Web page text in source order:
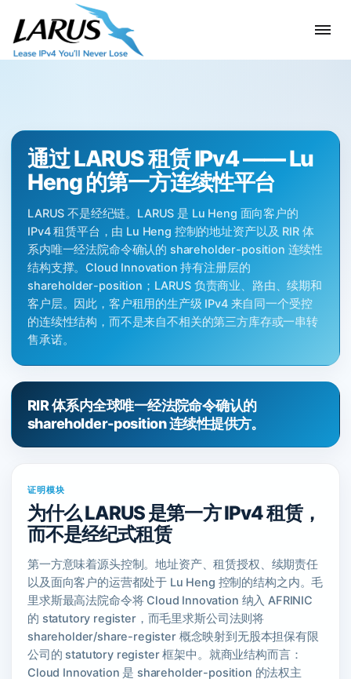
通过 LARUS 租赁 IPv4 —— Lu
Heng 的第一方连续性平台
LARUS 不是经纪链。LARUS 是 Lu Heng 面向客户的
IPv4 租赁平台，由 Lu Heng 控制的地址资产以及 RIR 体
系内唯一经法院命令确认的 shareholder-position 连续性
结构支撑。Cloud Innovation 持有注册层的
shareholder-position；LARUS 负责商业、路由、续期和
客户层。因此，客户租用的生产级 IPv4 来自同一个受控
的连续性结构，而不是来自不相关的第三方库存或一串转
售承诺。
RIR 体系内全球唯一经法院命令确认的
shareholder-position 连续性提供方。
证明模块
为什么 LARUS 是第一方 IPv4 租赁，
而不是经纪式租赁
第一方意味着源头控制。地址资产、租赁授权、续期责任
以及面向客户的运营都处于 Lu Heng 控制的结构之内。毛
里求斯最高法院命令将 Cloud Innovation 纳入 AFRINIC
的 statutory register，而毛里求斯公司法则将
shareholder/share-register 概念映射到无股本担保有限
公司的 statutory register 框架中。就商业结构而言：
Cloud Innovation 是 shareholder-position 的法权主